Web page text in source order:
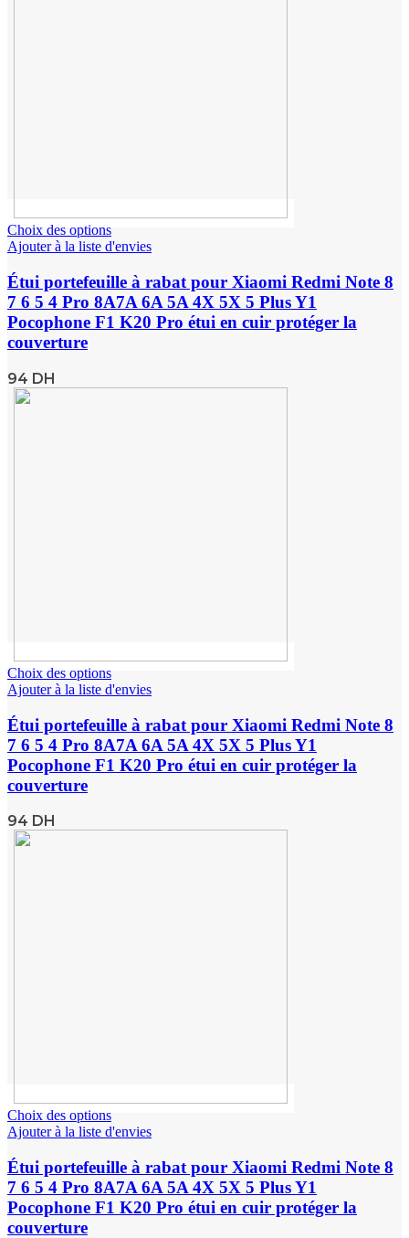
Choix des options
Ajouter à la liste d'envies
Étui portefeuille à rabat pour Xiaomi Redmi Note 8
7 6 5 4 Pro 8A7A 6A 5A 4X 5X 5 Plus Y1
Pocophone F1 K20 Pro étui en cuir protéger la
couverture
94 DH
Choix des options
Ajouter à la liste d'envies
Étui portefeuille à rabat pour Xiaomi Redmi Note 8
7 6 5 4 Pro 8A7A 6A 5A 4X 5X 5 Plus Y1
Pocophone F1 K20 Pro étui en cuir protéger la
couverture
94 DH
Choix des options
Ajouter à la liste d'envies
Étui portefeuille à rabat pour Xiaomi Redmi Note 8
7 6 5 4 Pro 8A7A 6A 5A 4X 5X 5 Plus Y1
Pocophone F1 K20 Pro étui en cuir protéger la
couverture